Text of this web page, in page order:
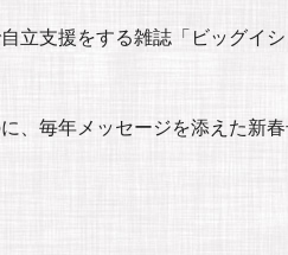
立支援をする雑誌「ビッグイ
、毎年メッセージを添えた新春